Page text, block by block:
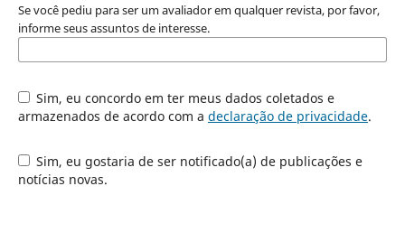
Se você pediu para ser um avaliador em qualquer revista, por favor,
informe seus assuntos de interesse.
Sim, eu concordo em ter meus dados coletados e
armazenados de acordo com a declaração de privacidade.
Sim, eu gostaria de ser notificado(a) de publicações e
notícias novas.